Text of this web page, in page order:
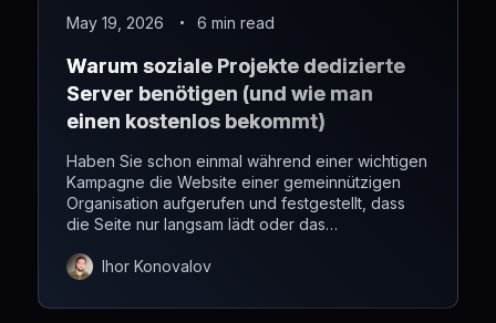
May 19, 2026 6 min read
Warum soziale Projekte dedizierte
Server benötigen (und wie man
einen kostenlos bekommt)
Haben Sie schon einmal während einer wichtigen
Kampagne die Website einer gemeinnützigen
Organisation aufgerufen und festgestellt, dass
die Seite nur langsam lädt oder das
Ihor Konovalov